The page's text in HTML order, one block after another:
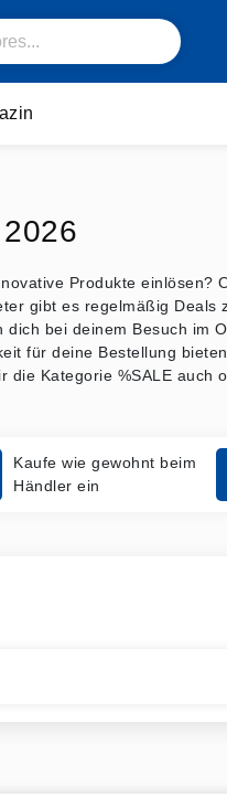
Produkte
gibt es regelmäßig
bei deinem Besuch im
für deine Bestellung
Kategorie %SALE auch
Kaufe wie gewohnt beim
Händler ein